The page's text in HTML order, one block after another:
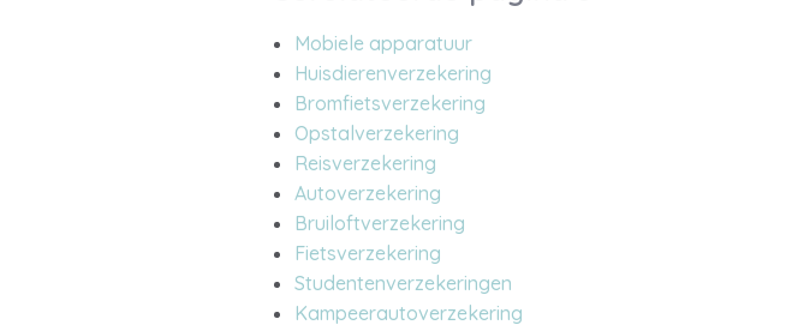
Mobiele apparatuur
Huisdierenverzekering
Bromfietsverzekering
Opstalverzekering
Reisverzekering
Autoverzekering
Bruiloftverzekering
Fietsverzekering
Studentenverzekeringen
Kampeerautoverzekering